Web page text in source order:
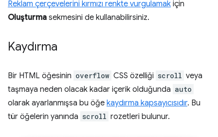
Reklam çerçevelerini kırmızı renkte vurgulamak için
Oluşturma sekmesini de kullanabilirsiniz.
Kaydırma
Bir HTML öğesinin overflow CSS özelliği scroll veya
taşmaya neden olacak kadar içerik olduğunda auto
olarak ayarlanmışsa bu öğe kaydırma kapsayıcısıdır. Bu
tür öğelerin yanında scroll rozetleri bulunur.